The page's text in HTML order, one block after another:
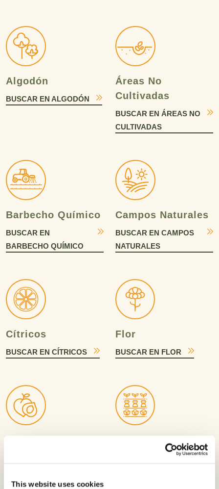
This website uses cookies
Algodón
BUSCAR EN ALGODÓN
Áreas No
Cultivadas
BUSCAR EN ÁREAS NO
CULTIVADAS
Barbecho Químico
BUSCAR EN
BARBECHO QUÍMICO
Campos Naturales
BUSCAR EN CAMPOS
NATURALES
Cítricos
BUSCAR EN CÍTRICOS
Flor
BUSCAR EN FLOR
DE CAROZO Y PEPITA